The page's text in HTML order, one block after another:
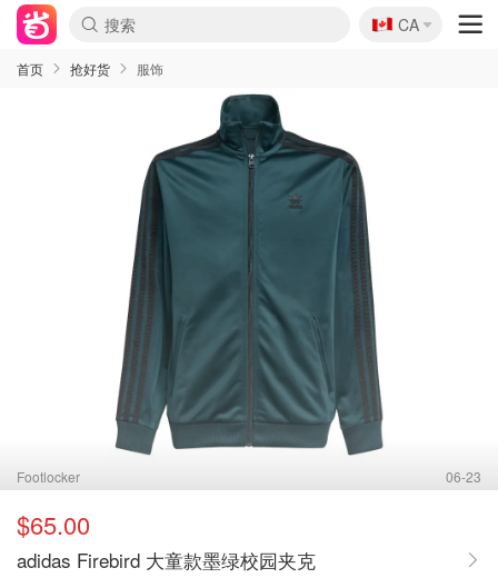
🇨🇦
CA
首页 抢好货 服饰
Footlocker 06-23
$65.00
adidas Firebird 大童款墨绿校园夹克